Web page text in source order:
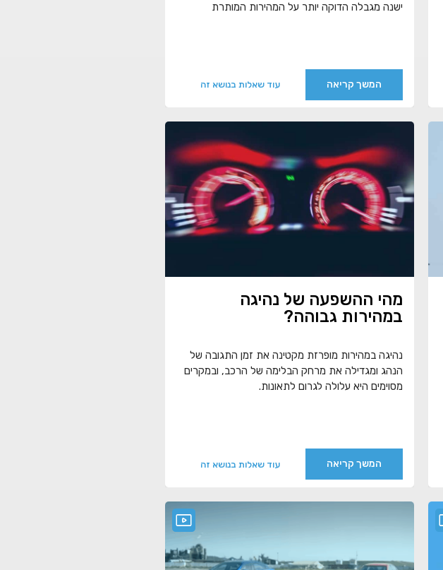
ישנה מגבלה הדוקה יותר על המהירות המותרת
המשך קריאה עוד שאלות בנושא זה
מהי ההשפעה של נהיגה
במהירות גבוהה?
נהיגה במהירות מופרזת מקטינה את זמן התגובה של
הנהג ומגדילה את מרחק הבלימה של הרכב, ובמקרים
מסוימים היא עלולה לגרום לתאונות.
המשך קריאה עוד שאלות בנושא זה